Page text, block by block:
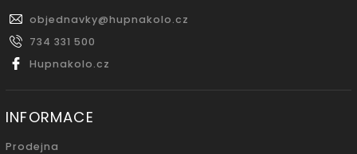
objednavky@hupnakolo.cz
734 331 500
Hupnakolo.cz
INFORMACE
Prodejna